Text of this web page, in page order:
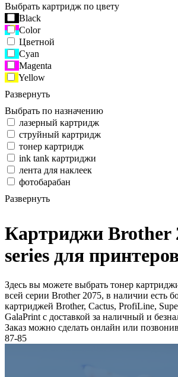
Выбрать картридж по цвету
Black
Color
Цветной
Cyan
Magenta
Yellow
Развернуть
Выбрать по назначению
лазерный картридж
струйный картридж
тонер картридж
ink tank картриджи
лента для наклеек
фотобарабан
Развернуть
Картриджи Brother
series для
Здесь вы можете выбрать тонер
всей серии Brother 2075, в наличии есть
картриджей Brother, Cactus, ProfiLine,
GalaPrint с доставкой за наличный и
Заказ можно сделать онлайн или
87-85